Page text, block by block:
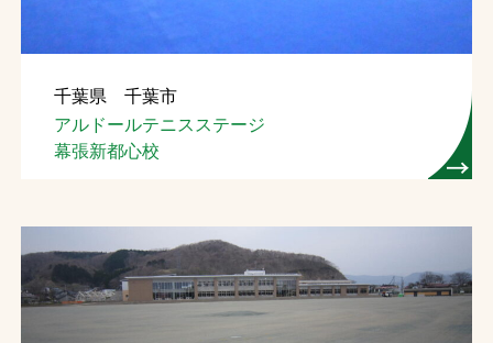
千葉県 千葉市
アルドールテニスステージ
幕張新都心校